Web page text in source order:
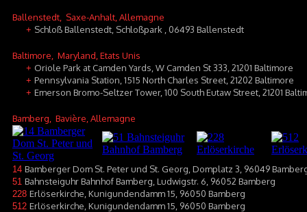
Ballenstedt , Saxe-Anhalt, Allemagne
+ Schloß Ballenstedt, Schloßpark , 06493 Ballenstedt
Baltimore , Maryland, Etats Unis
+ Oriole Park at Camden Yards, W Camden St 333, 21201 Baltimore
+ Pennsylvania Station, 1515 North Charles Street, 21202 Baltimore
+ Emerson Bromo-Seltzer Tower, 100 South Eutaw Street, 21201
Bamberg , Bavière, Allemagne
14 Bamberger Dom St. Peter und St. Georg, Domplatz 3, 96049
51 Bahnsteiguhr Bahnhof Bamberg, Ludwigstr. 6, 96052 Bamberg
228 Erlöserkirche, Kunigundendamm 15, 96050 Bamberg
512 Erlöserkirche, Kunigundendamm 15, 96050 Bamberg